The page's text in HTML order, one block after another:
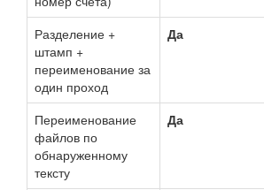
Разделение +
штамп +
переименование за
один проход
Да
Переименование
файлов по
обнаруженному
тексту
Да